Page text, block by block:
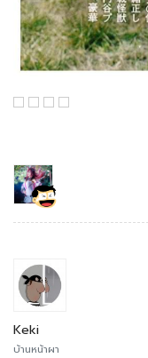
Keki
บ้านหน้าผา